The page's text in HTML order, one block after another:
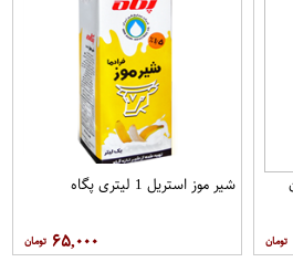
شیر موز استریل 1 لیتری پگاه
۶۵,۰۰۰